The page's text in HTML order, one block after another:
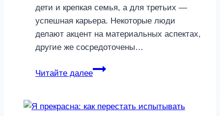
дети и крепкая семья, а для третьих —
успешная карьера. Некоторые люди
делают акцент на материальных аспектах,
другие же сосредоточены…
Читайте далее
3
за